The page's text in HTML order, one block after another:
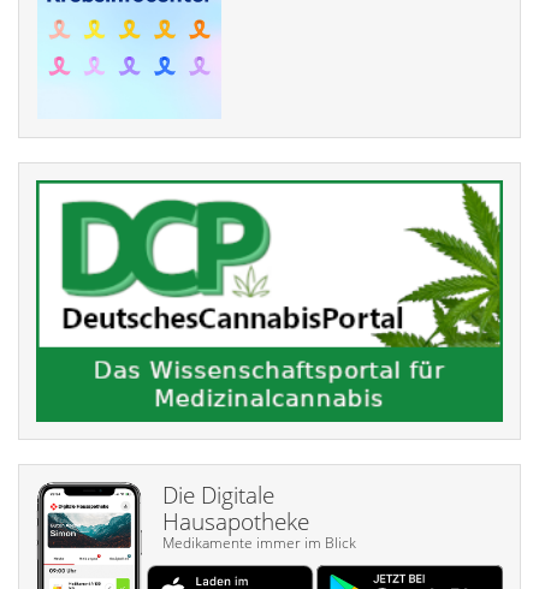
Die Digitale
Hausapotheke
Medikamente immer im Blick